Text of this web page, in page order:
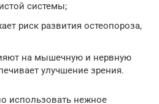
системы;
риск развития остеопороза,
на мышечную и нервную
улучшение зрения.
использовать нежное